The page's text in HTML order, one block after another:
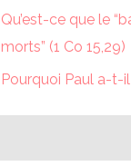
Qu’est-ce que le
morts” (1 Co 15,29)
Pourquoi Paul a-t-